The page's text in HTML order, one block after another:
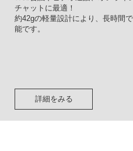
チャットに最適！
約42gの軽量設計により、長時間
能です。
詳細をみる